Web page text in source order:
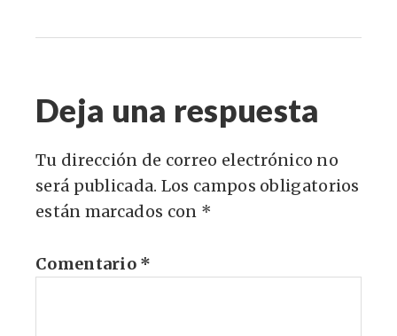
Deja una respuesta
Tu dirección de correo electrónico no
será publicada. Los campos obligatorios
están marcados con *
Comentario *